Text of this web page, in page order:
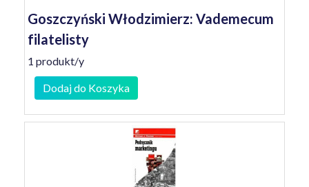
Goszczyński Włodzimierz: Vademecum
filatelisty
1 produkt/y
Dodaj do Koszyka